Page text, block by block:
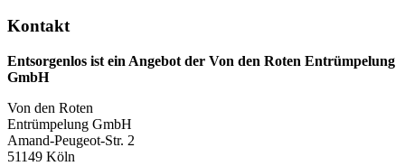
Kontakt
Entsorgenlos ist ein Angebot der Von den Roten Entrümpelung
GmbH
Von den Roten
Entrümpelung GmbH
Amand-Peugeot-Str. 2
51149 Köln